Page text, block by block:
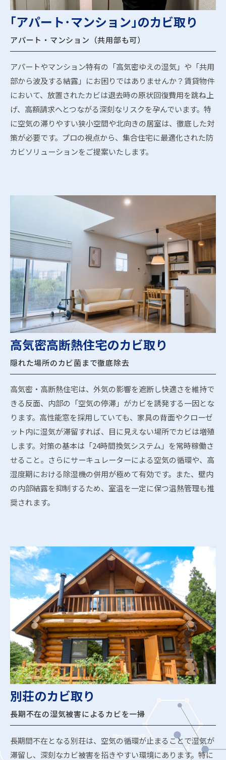
｢アパート･マンション｣のカビ取り
アパート・マンション（共用部も可）
アパートやマンション特有の「高気密ゆえの湿気」や「共用
部から波及する結露」にお困りではありませんか？賃貸物件
において、放置されたカビは退去時の原状回復費用を跳ね上
げ、高額請求へとつながる深刻なリスクを孕んでいます。特
に空気の滞りやすい狭小空間や北向きの居室は、徹底した対
策が必要です。プロの視点から、集合住宅に最適化された防
カビソリューションをご提案いたします。
高気密高断熱住宅のカビ取り
隠れた場所のカビ菌まで徹底除去
高気密・高断熱住宅は、外気の影響を遮断し快適さを維持で
きる反面、内部の「空気の停滞」がカビを誘発する一因とな
ります。高性能窓を採用していても、家具の背面やクローゼ
ット内に湿気が滞留すれば、目に見えない場所でカビは増殖
します。対策の基本は「24時間換気システム」を常時稼働さ
せること。さらにサーキュレーターによる空気の循環や、高
湿度期における除湿機の併用が極めて有効です。また、壁内
の内部結露を抑制するため、室温を一定に保つ温熱管理も推
奨されます。
別荘のカビ取り
長期不在の湿気被害によるカビを一掃
長期間不在となる別荘は、空気の循環が止まることで湿気が
滞留し、深刻なカビ被害を招きやすい環境にあります。特に